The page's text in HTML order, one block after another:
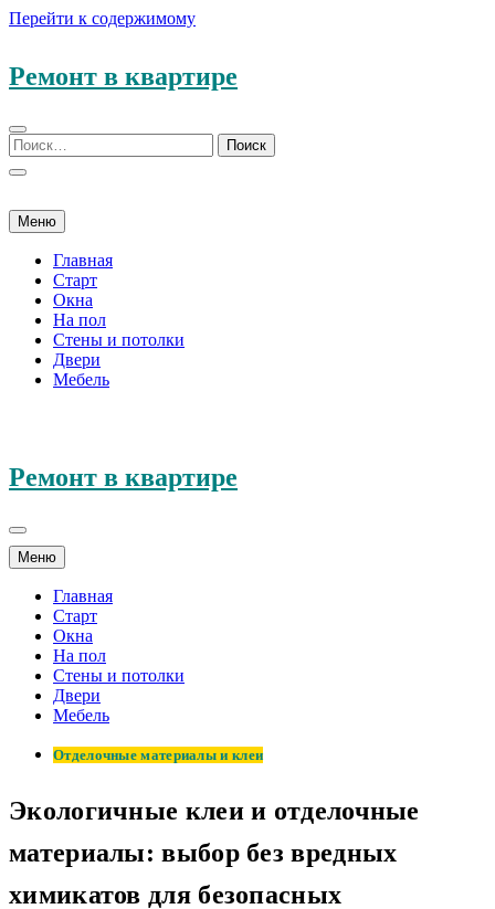
Перейти к содержимому
Ремонт в квартире
Меню
Главная
Старт
Окна
На пол
Стены и потолки
Двери
Мебель
Ремонт в квартире
Меню
Главная
Старт
Окна
На пол
Стены и потолки
Двери
Мебель
Отделочные материалы и клеи
Экологичные клеи и отделочные
материалы: выбор без вредных
химикатов для безопасных